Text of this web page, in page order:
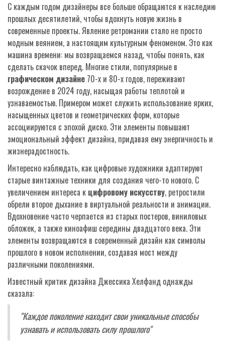
С каждым годом дизайнеры все больше обращаются к наследию
прошлых десятилетий, чтобы вдохнуть новую жизнь в
современные проекты. Явление ретромании стало не просто
модным веянием, а настоящим культурным феноменом. Это как
машина времени: мы возвращаемся назад, чтобы понять, как
сделать скачок вперед. Многие стили, популярные в
графическом дизайне 70-х и 80-х годов, переживают
возрождение в 2024 году, насыщая работы теплотой и
узнаваемостью. Примером может служить использование ярких,
насыщенных цветов и геометрических форм, которые
ассоциируются с эпохой диско. Эти элементы повышают
эмоциональный эффект дизайна, придавая ему энергичность и
жизнерадостность.
Интересно наблюдать, как цифровые художники адаптируют
старые винтажные техники для создания чего-то нового. С
увеличением интереса к цифровому искусству, ретростили
обрели второе дыхание в виртуальной реальности и анимации.
Вдохновение часто черпается из старых постеров, виниловых
обложек, а также киноафиш середины двадцатого века. Эти
элементы возвращаются в современный дизайн как символы
прошлого в новом исполнении, создавая мост между
различными поколениями.
Известный критик дизайна Джессика Хелфанд однажды
сказала:
"Каждое поколение находит свои уникальные способы
узнавать и использовать силу прошлого"